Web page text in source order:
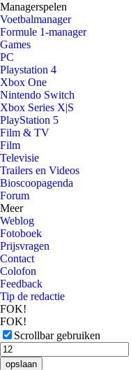
Managerspelen
Voetbalmanager
Formule 1-manager
Games
PC
Playstation 4
Xbox One
Nintendo Switch
Xbox Series X|S
PlayStation 5
Film & TV
Film
Televisie
Trailers en Videos
Bioscoopagenda
Forum
Meer
Weblog
Fotoboek
Prijsvragen
Contact
Colofon
Feedback
Tip de redactie
FOK!
FOK!
Scrollbar gebruiken
opslaan